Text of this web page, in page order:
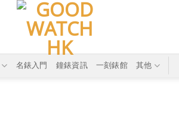
名錶入門 鐘錶資訊 一刻錶館 其他